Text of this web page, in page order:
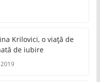
Krilovici, o viață de
de iubire